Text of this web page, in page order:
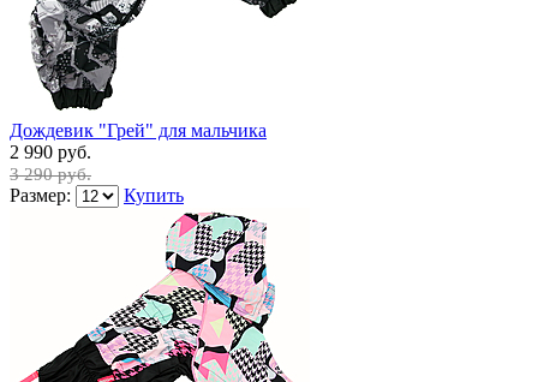
Дождевик "Грей" для мальчика
2 990 руб.
3 290 руб.
Размер: Купить